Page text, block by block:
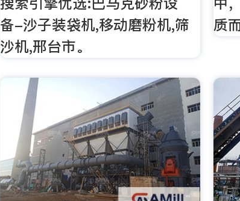
备-沙子装袋机,移动磨粉机,筛
沙机,邢台市。
质